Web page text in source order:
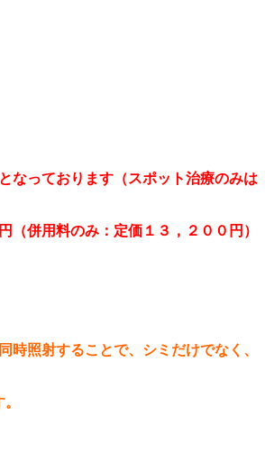
なっております（スポット治療のみは
併用料のみ：定価１３，２００円）
照射することで、シミだけでなく、